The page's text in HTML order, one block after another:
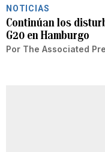
NOTICIAS
Continúan los
G20 en Hamburgo
Por The Associated